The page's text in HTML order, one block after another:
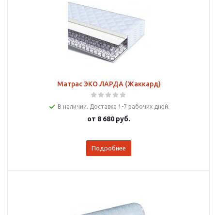
Матрас ЭКО ЛАРДА (Жаккард)
В наличии. Доставка 1-7 рабочих дней.
от 8 680 руб.
Подробнее